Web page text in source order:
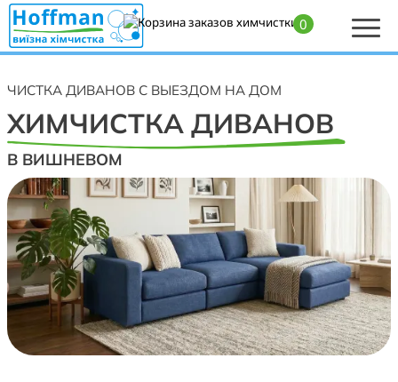
0
Главная>Химчистка диванов в Вишневом — профессиональная чистка
дивана на выезд
ЧИСТКА ДИВАНОВ С ВЫЕЗДОМ НА ДОМ
ХИМЧИСТКА ДИВАНОВ
В ВИШНЕВОМ